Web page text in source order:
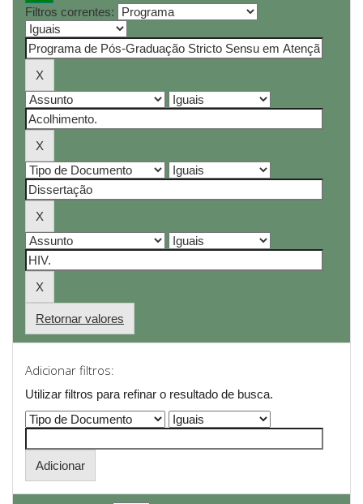
Filtros correntes:
Retornar valores
Adicionar filtros:
Utilizar filtros para refinar o resultado de busca.